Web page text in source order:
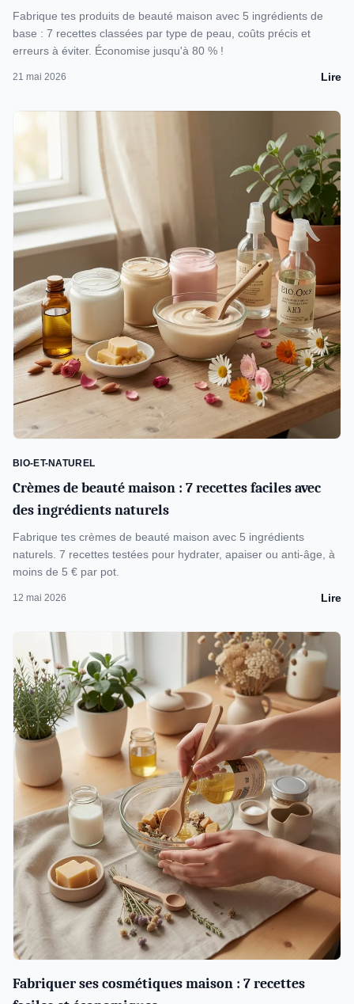
Fabrique tes produits de beauté maison avec 5 ingrédients de
base : 7 recettes classées par type de peau, coûts précis et
erreurs à éviter. Économise jusqu'à 80 % !
21 mai 2026 Lire
BIO-ET-NATUREL
Crèmes de beauté maison : 7 recettes faciles avec
des ingrédients naturels
Fabrique tes crèmes de beauté maison avec 5 ingrédients
naturels. 7 recettes testées pour hydrater, apaiser ou anti-âge, à
moins de 5 € par pot.
12 mai 2026 Lire
Fabriquer ses cosmétiques maison : 7 recettes